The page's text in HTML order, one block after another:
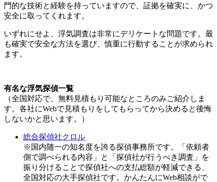
門的な技術と経験を持っていますので、証拠を確実に、かつ
安全に取ってくれます。
いずれにせよ、浮気調査は非常にデリケートな問題です。最
も確実で安全な方法を選び、慎重に行動することが求められ
ます。
有名な浮気探偵一覧
（全国対応で、無料見積もり可能なところのみご紹介しま
す。各社にWebで見積もりをしてもらってから決めると後悔
しないかと思います。）
総合探偵社クロル
※国内随一の知名度を誇る探偵事務所です。「依頼者
側で調べられる内容」と「探偵社が行うべき調査」を
振り分けることで探偵社への支払総額が軽減できる、
全国対応の大手探偵社です。かんたんにWeb相談がで